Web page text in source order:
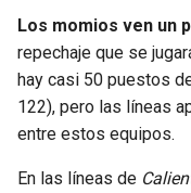
Los momios ven un
repechaje que se
hay casi 50 puestos
122), pero las líneas
entre estos equipos.
En las líneas de